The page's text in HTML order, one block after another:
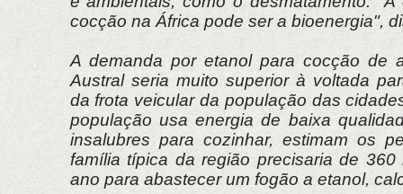
cocção na África pode ser a bioenergia",
A demanda por etanol para cocção de
Austral seria muito superior à voltada
da frota veicular da população das
população usa energia de baixa
insalubres para cozinhar, estimam os
família típica da região precisaria de
ano para abastecer um fogão a etanol,